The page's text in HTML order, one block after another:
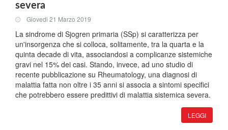
severa
Giovedi 21 Marzo 2019
La sindrome di Sjogren primaria (SSp) si caratterizza per
un'insorgenza che si colloca, solitamente, tra la quarta e la
quinta decade di vita, associandosi a complicanze sistemiche
gravi nel 15% dei casi. Stando, invece, ad uno studio di
recente pubblicazione su Rheumatology, una diagnosi di
malattia fatta non oltre i 35 anni si associa a sintomi specifici
che potrebbero essere predittivi di malattia sistemica severa.
LEGGI